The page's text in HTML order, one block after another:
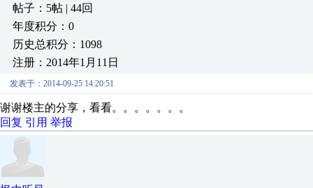
帖子：5帖 | 44回
年度积分：0
历史总积分：1098
注册：2014年1月11日
发表于：2014-09-25 14:20:51
谢谢楼主的分享，看看。。。。。。。
回复 引用 举报